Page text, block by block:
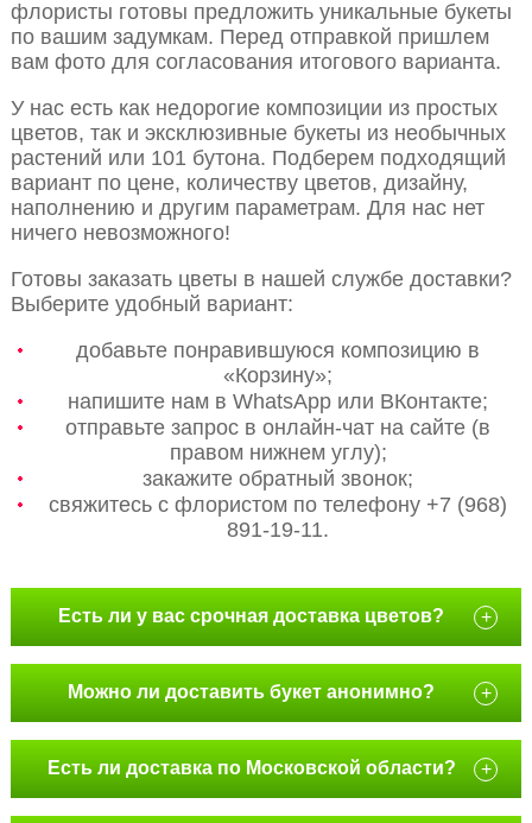
флористы готовы предложить уникальные букеты
по вашим задумкам. Перед отправкой пришлем
вам фото для согласования итогового варианта.
У нас есть как недорогие композиции из простых
цветов, так и эксклюзивные букеты из необычных
растений или 101 бутона. Подберем подходящий
вариант по цене, количеству цветов, дизайну,
наполнению и другим параметрам. Для нас нет
ничего невозможного!
Готовы заказать цветы в нашей службе доставки?
Выберите удобный вариант:
добавьте понравившуюся композицию в
«Корзину»;
напишите нам в WhatsApp или ВКонтакте;
отправьте запрос в онлайн-чат на сайте (в
правом нижнем углу);
закажите обратный звонок;
свяжитесь с флористом по телефону +7 (968)
891-19-11.
Есть ли у вас срочная доставка цветов? +
Можно ли доставить букет анонимно? +
Есть ли доставка по Московской области? +